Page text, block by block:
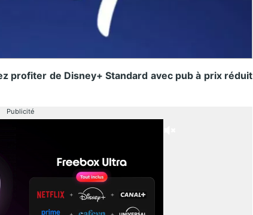
profiter de Disney+ Standard avec pub à prix réduit
Publicité